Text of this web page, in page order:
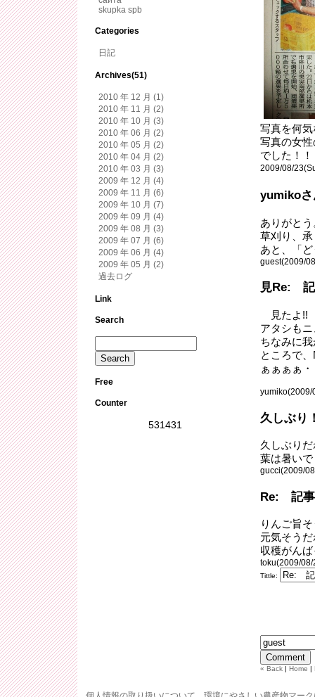
写真を何
写真の女
でした！！
2009/08/
yumikoさ
ありがと
草刈り、
あと、「
guest(2009/
見Re: 記
見たよ!!
アタシも
ちなみに
ところで
ぁぁぁぁ
yumiko(2009/
久しぶり
久しぶり
葉は暑い
gucci(2009/
Re: 記事
りんご旨
元気そう
収穫がん
toku(2009/
Tittle:
« Back Home
skupka spb
Categories
日記
Archives(51)
2010 年 12 月 (1)
2010 年 11 月 (2)
2010 年 10 月 (3)
2010 年 06 月 (2)
2010 年 05 月 (2)
2010 年 04 月 (2)
2010 年 03 月 (3)
2009 年 12 月 (4)
2009 年 11 月 (6)
2009 年 10 月 (7)
2009 年 09 月 (4)
2009 年 08 月 (3)
2009 年 07 月 (6)
2009 年 06 月 (4)
2009 年 05 月 (2)
過去ログ
Link
Search
Free
Counter
531431